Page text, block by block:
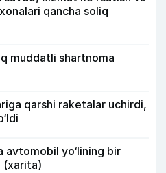
qancha soliq
muddatli shartnoma
qarshi raketalar uchirdi,
avtomobil yo‘lining bir
(xarita)